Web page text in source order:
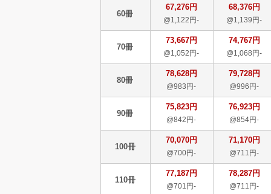
60冊
67,276円
@1,122円-
68,376円
@1,139円-
70冊
73,667円
@1,052円-
74,767円
@1,068円-
80冊
78,628円
@983円-
79,728円
@996円-
90冊
75,823円
@842円-
76,923円
@854円-
100冊
70,070円
@700円-
71,170円
@711円-
110冊
77,187円
@701円-
78,287円
@711円-